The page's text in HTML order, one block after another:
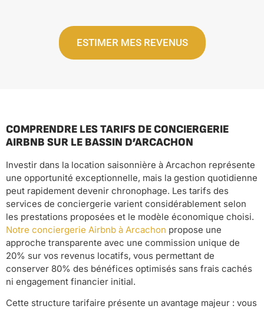
ESTIMER MES REVENUS
COMPRENDRE LES TARIFS DE CONCIERGERIE
AIRBNB SUR LE BASSIN D’ARCACHON
Investir dans la location saisonnière à Arcachon représente
une opportunité exceptionnelle, mais la gestion quotidienne
peut rapidement devenir chronophage. Les tarifs des
services de conciergerie varient considérablement selon
les prestations proposées et le modèle économique choisi.
Notre conciergerie Airbnb à Arcachon propose une
approche transparente avec une commission unique de
20% sur vos revenus locatifs, vous permettant de
conserver 80% des bénéfices optimisés sans frais cachés
ni engagement financier initial.
Cette structure tarifaire présente un avantage majeur : vous